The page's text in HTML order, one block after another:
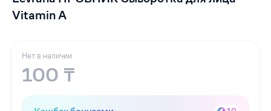
Vitamin А
Нет в наличии
100 ₸